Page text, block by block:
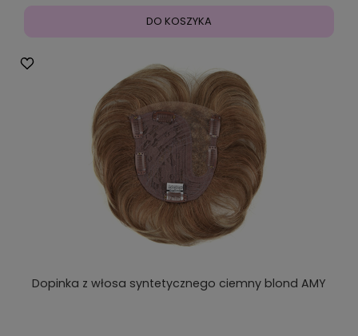
DO KOSZYKA
Dopinka z włosa syntetycznego ciemny blond AMY